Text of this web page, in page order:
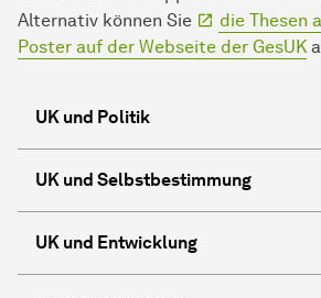
Alternativ können Sie
die Thesen
Poster auf der Webseite der GesUK
UK und Politik
UK und Selbstbestimmung
UK und Entwicklung